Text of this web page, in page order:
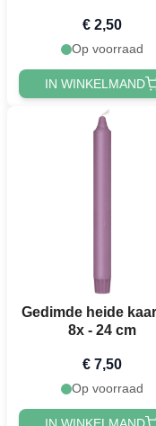
€ 2,50
Op voorraad
IN WINKELMAND
Gedimde heide
8x - 24 cm
€ 7,50
Op voorraad